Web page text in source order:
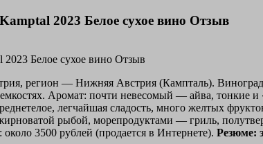
2023 Белое сухое вино Отзыв
регион — Нижняя Австрия (Кампталь).
Аромат: почти невесомый — айва, тонкие
легчайшая сладость, много желтых
рыбой, морепродуктами — гриль,
3500 рублей (продается в Интернете). Резюме: